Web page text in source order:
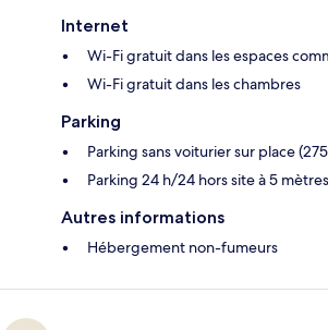
Internet
Wi-Fi gratuit dans les espaces
Wi-Fi gratuit dans les chambres
Parking
Parking sans voiturier sur place
Parking 24 h/24 hors site à 5
Autres informations
Hébergement non-fumeurs